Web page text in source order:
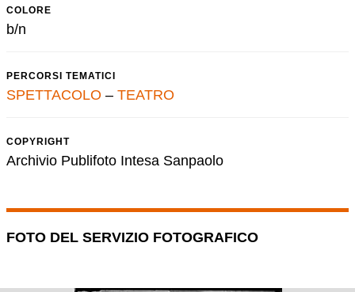
COLORE
b/n
PERCORSI TEMATICI
SPETTACOLO – TEATRO
COPYRIGHT
Archivio Publifoto Intesa Sanpaolo
FOTO DEL SERVIZIO FOTOGRAFICO